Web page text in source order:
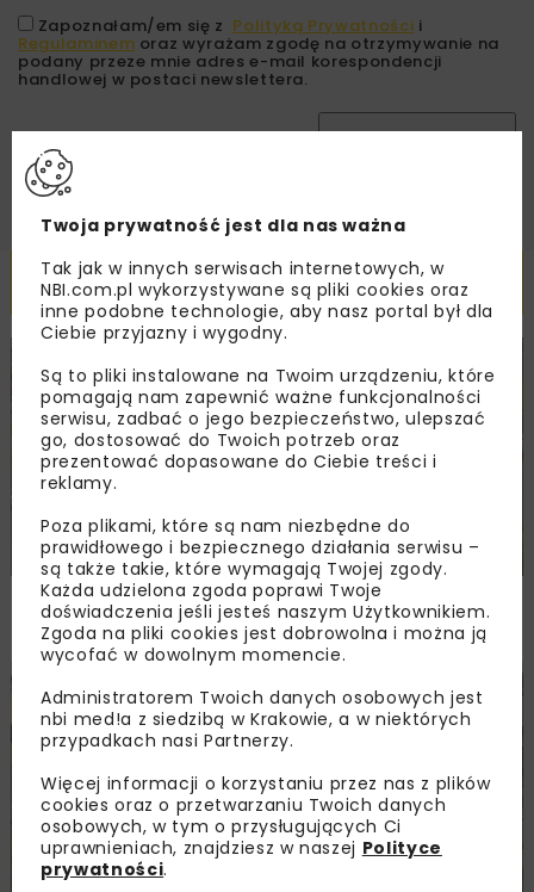
Zapoznałam/em się z Polityką Prywatności i
Regulaminem oraz wyrażam zgodę na otrzymywanie na
podany przeze mnie adres e-mail korespondencji
handlowej w postaci newslettera.
Powiązane artykuły
INWESTYCJE WIADOMOŚCI
Remont nawierzchni na węzłach A4.
Przetarg obejmuje pięć węzłów
DROGI INWESTYCJE WIADOMOŚCI
Twoja prywatność jest dla nas ważna
Tak jak w innych serwisach internetowych, w
NBI.com.pl wykorzystywane są pliki cookies oraz
inne podobne technologie, aby nasz portal był dla
Ciebie przyjazny i wygodny.
Są to pliki instalowane na Twoim urządzeniu, które
pomagają nam zapewnić ważne funkcjonalności
serwisu, zadbać o jego bezpieczeństwo, ulepszać
go, dostosować do Twoich potrzeb oraz
prezentować dopasowane do Ciebie treści i
reklamy.
Poza plikami, które są nam niezbędne do
prawidłowego i bezpiecznego działania serwisu –
są także takie, które wymagają Twojej zgody.
Każda udzielona zgoda poprawi Twoje
doświadczenia jeśli jesteś naszym Użytkownikiem.
Zgoda na pliki cookies jest dobrowolna i można ją
wycofać w dowolnym momencie.
Administratorem Twoich danych osobowych jest
nbi med!a z siedzibą w Krakowie, a w niektórych
przypadkach nasi Partnerzy.
Więcej informacji o korzystaniu przez nas z plików
cookies oraz o przetwarzaniu Twoich danych
osobowych, w tym o przysługujących Ci
uprawnieniach, znajdziesz w naszej Polityce
prywatności.